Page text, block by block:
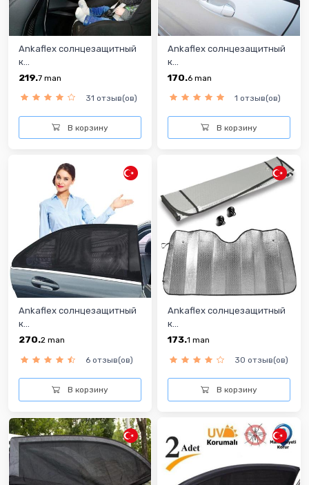
Ankaflex солнцезащитный
к...
219.7 man
31 отзыв(ов)
В корзину
Ankaflex солнцезащитный
к...
170.6 man
1 отзыв(ов)
В корзину
Ankaflex солнцезащитный
к...
270.2 man
6 отзыв(ов)
В корзину
Ankaflex солнцезащитный
к...
173.1 man
30 отзыв(ов)
В корзину